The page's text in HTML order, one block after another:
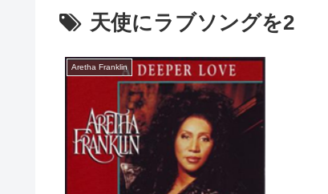
天使にラブソングを2
Aretha Franklin